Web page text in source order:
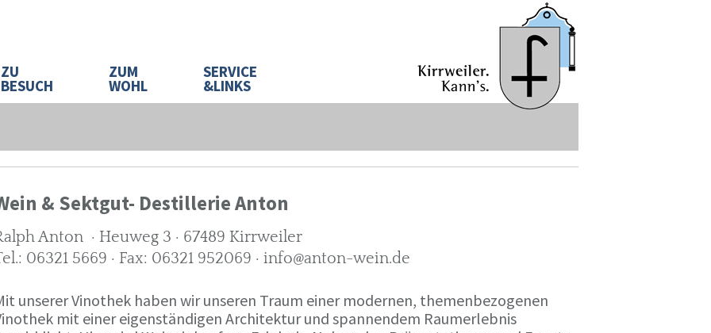
ZU
BESUCH
ZUM
WOHL
SERVICE
&LINKS
& Sektgut- Destillerie Anton
Anton · Heuweg 3 · 67489 Kirrweiler
06321 5669 · Fax: 06321 952069 · info@anton-wein.de
unserer Vinothek haben wir unseren Traum einer modernen, themenbezogenen
mit einer eigenständigen Architektur und spannendem Raumerlebnis